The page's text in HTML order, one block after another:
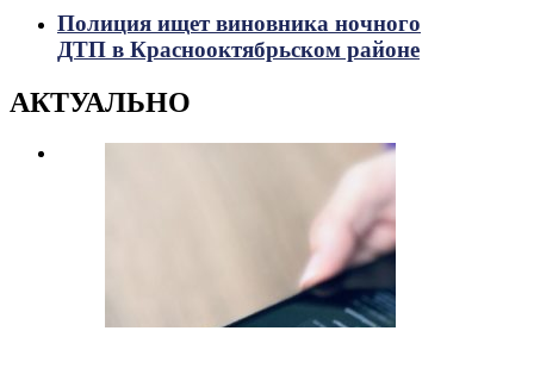
Полиция ищет виновника ночного
ДТП в Краснооктябрьском районе
АКТУАЛЬНО